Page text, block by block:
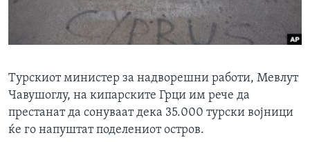
ИНТЕРВЈУА
Турскиот министер за надворешни работи, Мевлут
Чавушоглу, на кипарските Грци им рече да
престанат да сонуваат дека 35.000 турски војници
ќе го напуштат поделениот остров.